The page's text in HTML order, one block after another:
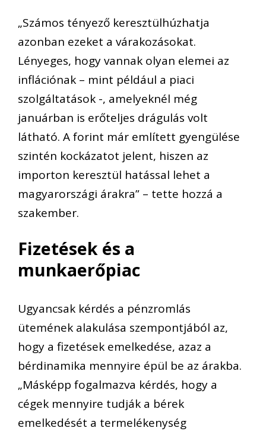
„Számos tényező keresztülhúzhatja
azonban ezeket a várakozásokat.
Lényeges, hogy vannak olyan elemei az
inflációnak – mint például a piaci
szolgáltatások -, amelyeknél még
januárban is erőteljes drágulás volt
látható. A forint már említett gyengülése
szintén kockázatot jelent, hiszen az
importon keresztül hatással lehet a
magyarországi árakra” – tette hozzá a
szakember.
Fizetések és a
munkaerőpiac
Ugyancsak kérdés a pénzromlás
ütemének alakulása szempontjából az,
hogy a fizetések emelkedése, azaz a
bérdinamika mennyire épül be az árakba.
„Másképp fogalmazva kérdés, hogy a
cégek mennyire tudják a bérek
emelkedését a termelékenység